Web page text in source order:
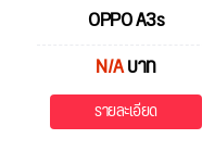
OPPO A3s
N/Aบาท
รายละเอียด